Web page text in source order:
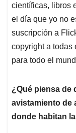
científicas, libros
el día que yo no
suscripción a
copyright a todas
para todo el
¿Qué piensa de
avistamiento de
donde habitan